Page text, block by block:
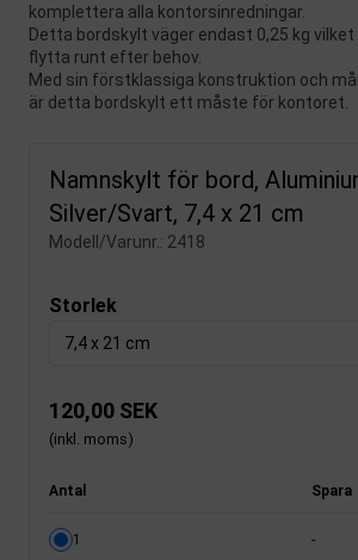
komplettera alla kontorsinredningar.
Detta bordskylt väger endast 0,25 kg
flytta runt efter behov.
Med sin förstklassiga konstruktion och
är detta bordskylt ett måste för kontoret.
Namnskylt för bord,
Silver/Svart, 7,4 x 21 cm
Modell/Varunr.: 2418
Storlek
7,4 x 21 cm
120,00 SEK
(inkl. moms)
Antal Spara
1 -